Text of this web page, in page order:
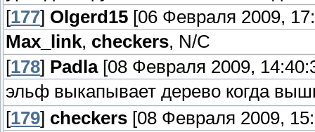
[177] Olgerd15 [06 Февраля 2009,
Max_link, checkers, N/C
[178] Padla[08 Февраля 2009,
эльф выкапывает дерево когда
[179] checkers [08 Февраля 2009,